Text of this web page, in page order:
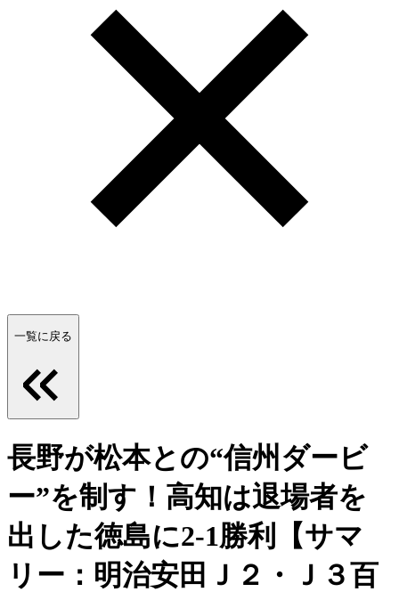
一覧に戻る
長野が松本との“信州ダービ
ー”を制す！高知は退場者を
出した徳島に2-1勝利【サマ
リー：明治安田Ｊ２・Ｊ３百